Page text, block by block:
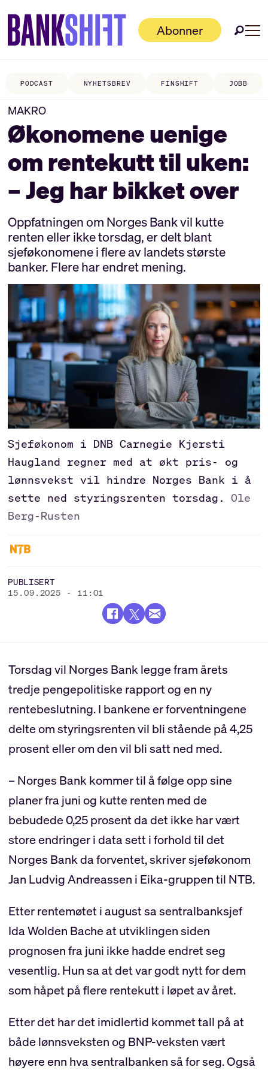
Abonner
PODCAST NYHETSBREV FINSHIFT JOBB
MAKRO
Økonomene uenige
om rentekutt til uken:
– Jeg har bikket over
Oppfatningen om Norges Bank vil kutte
renten eller ikke torsdag, er delt blant
sjeføkonomene i flere av landets største
banker. Flere har endret mening.
Sjeføkonom i DNB Carnegie Kjersti
Haugland regner med at økt pris- og
lønnsvekst vil hindre Norges Bank i å
sette ned styringsrenten torsdag. Ole
Berg-Rusten
PUBLISERT
15.09.2025 - 11:01
Torsdag vil Norges Bank legge fram årets
tredje pengepolitiske rapport og en ny
rentebeslutning. I bankene er forventningene
delte om styringsrenten vil bli stående på 4,25
prosent eller om den vil bli satt ned med.
– Norges Bank kommer til å følge opp sine
planer fra juni og kutte renten med de
bebudede 0,25 prosent da det ikke har vært
store endringer i data sett i forhold til det
Norges Bank da forventet, skriver sjeføkonom
Jan Ludvig Andreassen i Eika-gruppen til NTB.
Etter rentemøtet i august sa sentralbanksjef
Ida Wolden Bache at utviklingen siden
prognosen fra juni ikke hadde endret seg
vesentlig. Hun sa at det var godt nytt for dem
som håpet på flere rentekutt i løpet av året.
Etter det har det imidlertid kommet tall på at
både lønnsveksten og BNP-veksten vært
høyere enn hva sentralbanken så for seg. Også